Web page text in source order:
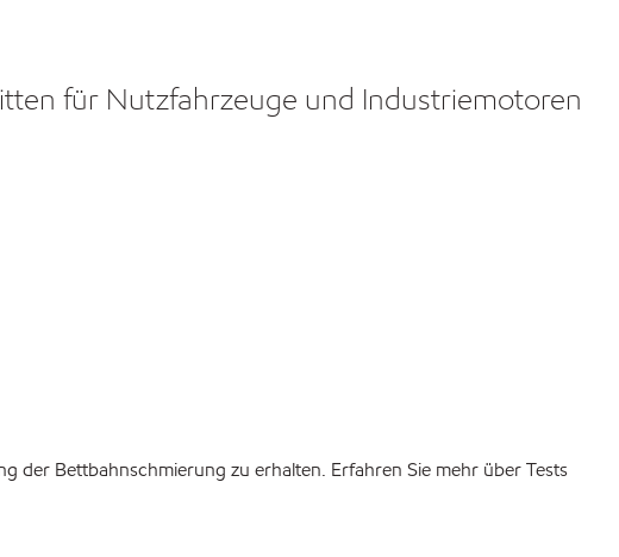
für Nutzfahrzeuge und Industriemotoren
der Bettbahnschmierung zu erhalten. Erfahren Sie mehr über Tests